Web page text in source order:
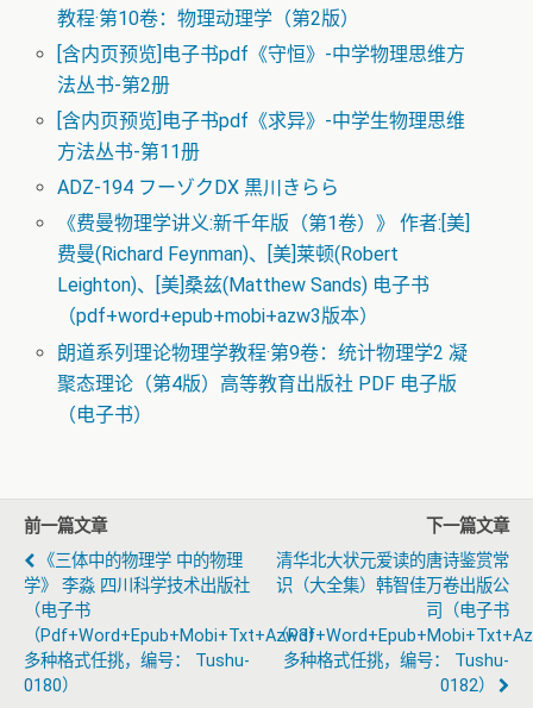
教程·第10卷：物理动理学（第2版）
[含内页预览]电子书pdf《守恒》-中学物理思维方
法丛书-第2册
[含内页预览]电子书pdf《求异》-中学生物理思维
方法丛书-第11册
ADZ-194 フーゾクDX 黒川きらら
《费曼物理学讲义:新千年版（第1卷）》 作者:[美]
费曼(Richard Feynman)、[美]莱顿(Robert
Leighton)、[美]桑兹(Matthew Sands) 电子书
（pdf+word+epub+mobi+azw3版本）
朗道系列理论物理学教程·第9卷：统计物理学2 凝
聚态理论（第4版）高等教育出版社 PDF 电子版
（电子书）
前一篇文章
《三体中的物理学 中的物理
学》 李淼 四川科学技术出版社
（电子书
（pdf+word+epub+mobi+txt+azw3）
多种格式任挑，编号： Tushu-
0180）
下一篇文章
清华北大状元爱读的唐诗鉴赏常
识（大全集）韩智佳万卷出版公
司（电子书
（
多种格式任挑，编号： Tushu-
0182）